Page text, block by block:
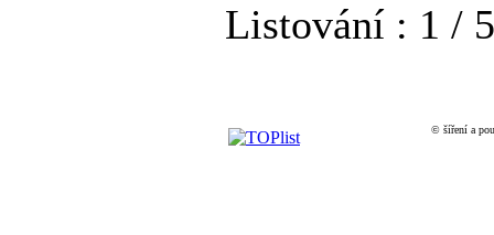
Listování : 1 /
© šíření a